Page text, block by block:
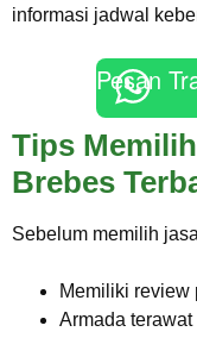
informasi jadwal
Pesan
Tips
Brebes
Sebelum memilih
Memiliki review
Armada terawat